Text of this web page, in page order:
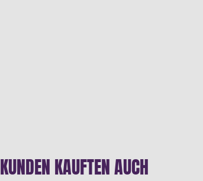
KUNDEN KAUFTEN AUCH